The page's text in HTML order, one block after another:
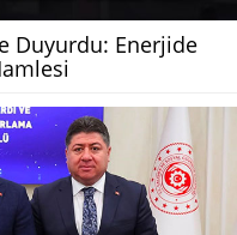
Duyurdu: Enerjide